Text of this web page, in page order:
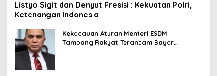
Listyo Sigit dan Denyut Presisi : Kekuatan Polri,
Ketenangan Indonesia
Kekacauan Aturan Menteri ESDM :
Tambang Rakyat Terancam Bayar